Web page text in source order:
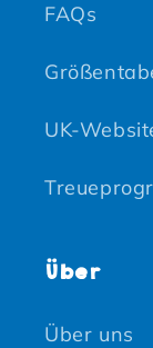
FAQs
UK-
Über
Über uns